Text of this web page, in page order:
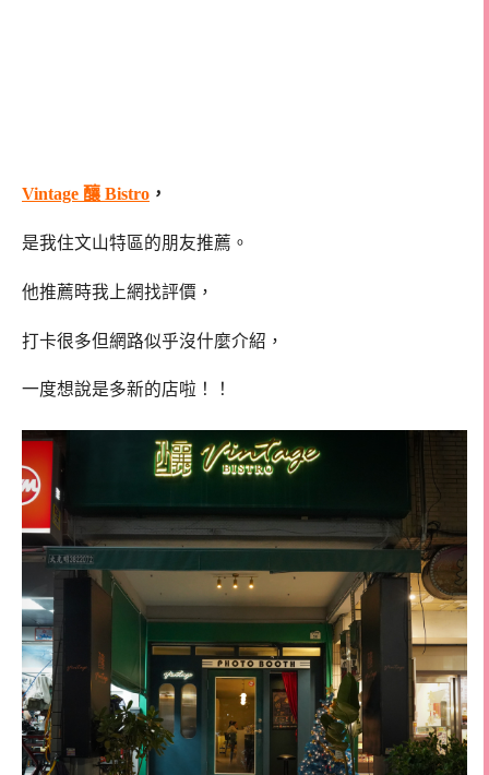
Vintage 釀 Bistro ，
是我住文山特區的朋友推薦。
他推薦時我上網找評價，
打卡很多但網路似乎沒什麼介紹，
一度想說是多新的店啦！！